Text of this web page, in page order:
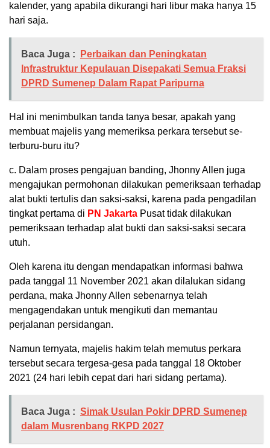
kalender, yang apabila dikurangi hari libur maka hanya 15
hari saja.
Baca Juga :
Perbaikan dan Peningkatan
Infrastruktur Kepulauan Disepakati Semua Fraksi
DPRD Sumenep Dalam Rapat Paripurna
Hal ini menimbulkan tanda tanya besar, apakah yang
membuat majelis yang memeriksa perkara tersebut se-
terburu-buru itu?
c. Dalam proses pengajuan banding, Jhonny Allen juga
mengajukan permohonan dilakukan pemeriksaan terhadap
alat bukti tertulis dan saksi-saksi, karena pada pengadilan
tingkat pertama di PN Jakarta Pusat tidak dilakukan
pemeriksaan terhadap alat bukti dan saksi-saksi secara
utuh.
Oleh karena itu dengan mendapatkan informasi bahwa
pada tanggal 11 November 2021 akan dilalukan sidang
perdana, maka Jhonny Allen sebenarnya telah
mengagendakan untuk mengikuti dan memantau
perjalanan persidangan.
Namun ternyata, majelis hakim telah memutus perkara
tersebut secara tergesa-gesa pada tanggal 18 Oktober
2021 (24 hari lebih cepat dari hari sidang pertama).
Baca Juga : Simak Usulan Pokir DPRD Sumenep
dalam Musrenbang RKPD 2027